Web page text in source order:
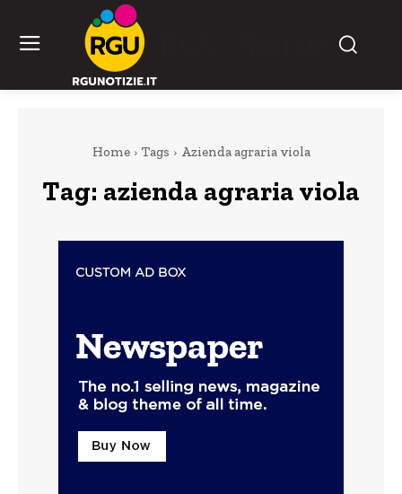
Home Tags Azienda agraria viola
Tag: azienda agraria viola